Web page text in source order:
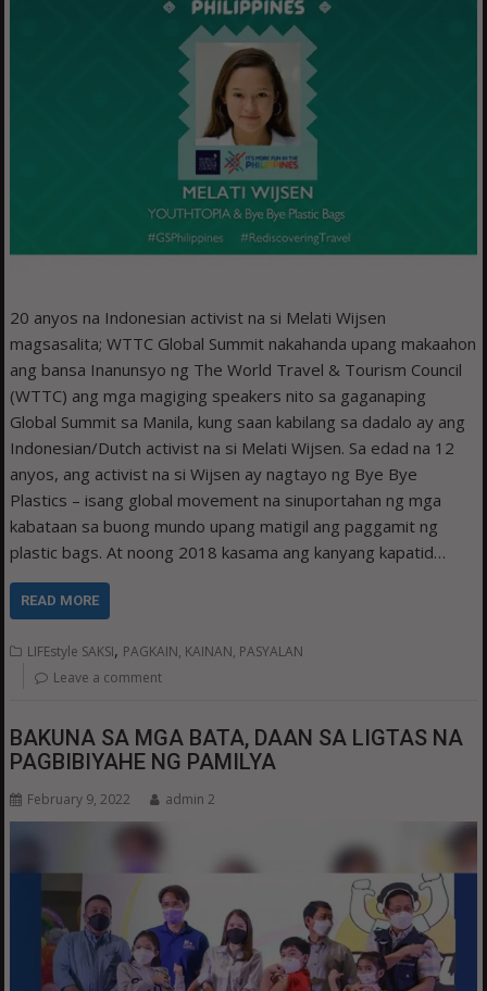
20 anyos na Indonesian activist na si Melati Wijsen
magsasalita; WTTC Global Summit nakahanda upang makaahon
ang bansa Inanunsyo ng The World Travel & Tourism Council
(WTTC) ang mga magiging speakers nito sa gaganaping
Global Summit sa Manila, kung saan kabilang sa dadalo ay ang
Indonesian/Dutch activist na si Melati Wijsen. Sa edad na 12
anyos, ang activist na si Wijsen ay nagtayo ng Bye Bye
Plastics – isang global movement na sinuportahan ng mga
kabataan sa buong mundo upang matigil ang paggamit ng
plastic bags. At noong 2018 kasama ang kanyang kapatid…
READ MORE
LIFEstyle SAKSI, PAGKAIN, KAINAN, PASYALAN
Leave a comment
BAKUNA SA MGA BATA, DAAN SA LIGTAS NA
PAGBIBIYAHE NG PAMILYA
February 9, 2022 admin 2